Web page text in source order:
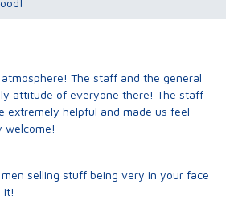
atmosphere! The staff and the general
attitude of everyone there! The staff
extremely helpful and made us feel
welcome!
men selling stuff being very in your face
it!